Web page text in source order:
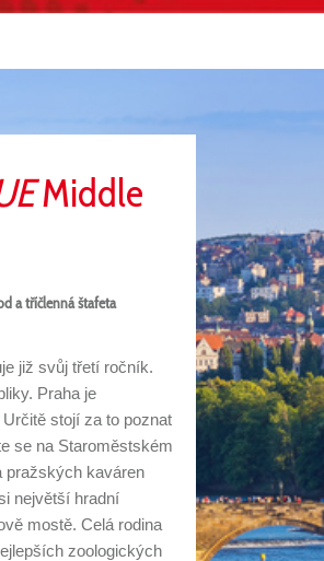
Middle
a tříčlenná štafeta
již svůj třetí ročník.
Praha je
stojí za to poznat
se na Staroměstském
pražských kaváren
největší hradní
mostě. Celá rodina
zoologických